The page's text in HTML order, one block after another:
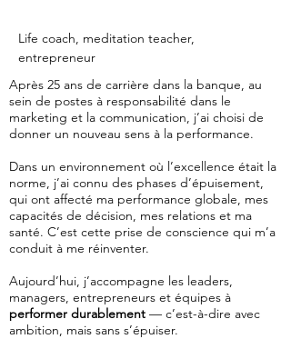
Life coach, meditation teacher,
entrepreneur
Après 25 ans de carrière dans la banque, au
sein de postes à responsabilité dans le
marketing et la communication, j’ai choisi de
donner un nouveau sens à la performance.
Dans un environnement où l’excellence était la
norme, j’ai connu des phases d’épuisement,
qui ont affecté ma performance globale, mes
capacités de décision, mes relations et ma
santé. C’est cette prise de conscience qui m’a
conduit à me réinventer.
Aujourd’hui, j’accompagne les leaders,
managers, entrepreneurs et équipes à
performer durablement — c’est-à-dire avec
ambition, mais sans s’épuiser.